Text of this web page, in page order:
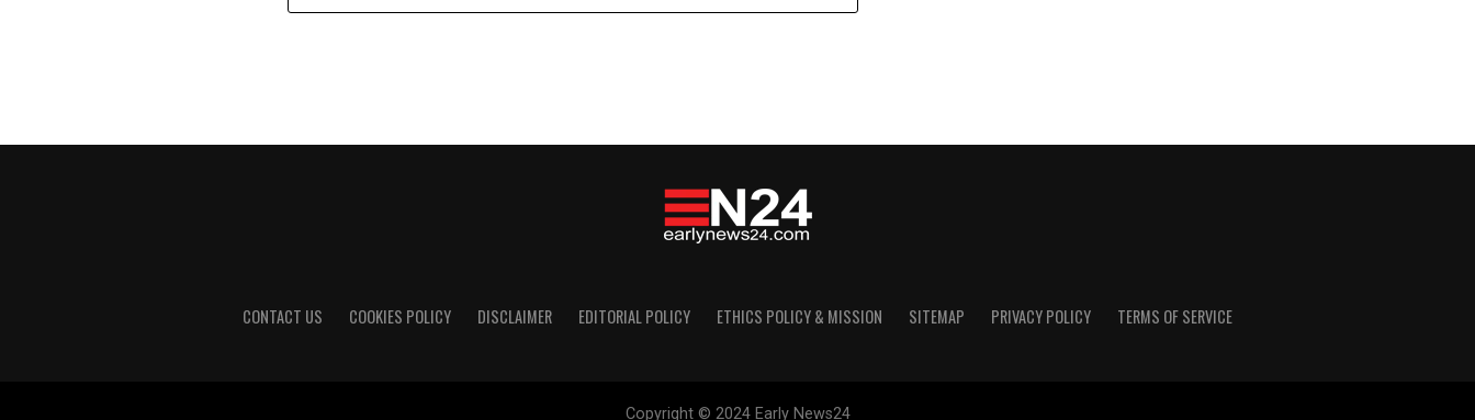
CONTACT US COOKIES POLICY DISCLAIMER EDITORIAL POLICY ETHICS POLICY & MISSION SITEMAP PRIVACY POLICY TERMS OF SERVICE
Copyright © 2024 Early News24